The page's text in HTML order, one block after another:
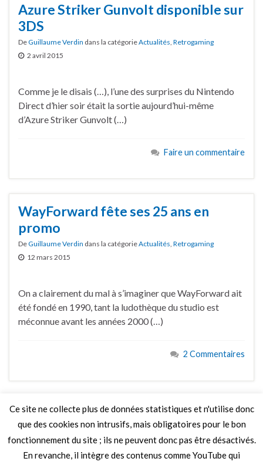
Azure Striker Gunvolt disponible sur
3DS
DeGuillaume Verdin dans la catégorieActualités Retrogaming
2 avril 2015
Comme je le disais (…), l’une des surprises du Nintendo
Direct d’hier soir était la sortie aujourd’hui-même
d’Azure Striker Gunvolt (…)
Faire un commentaire
WayForward fête ses 25 ans en
promo
DeGuillaume Verdin dans la catégorieActualités, Retrogaming
12 mars 2015
On a clairement du mal à s’imaginer que WayForward ait
été fondé en 1990, tant la ludothèque du studio est
méconnue avant les années 2000 (…)
2 Commentaires
LIRE PLUS
Ce site ne collecte plus de données statistiques et n'utilise donc
que des cookies non intrusifs, mais obligatoires pour le bon
fonctionnement du site ; ils ne peuvent donc pas être désactivés.
En revanche, il intègre des contenus comme YouTube qui